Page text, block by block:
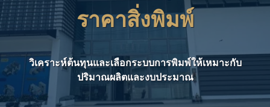
ราคาสิ่งพิมพ์
วิเคราะห์ต้นทุนและเลือกระบบการพิมพ์ให้เหมาะกับ
ปริมาณผลิตและงบประมาณ